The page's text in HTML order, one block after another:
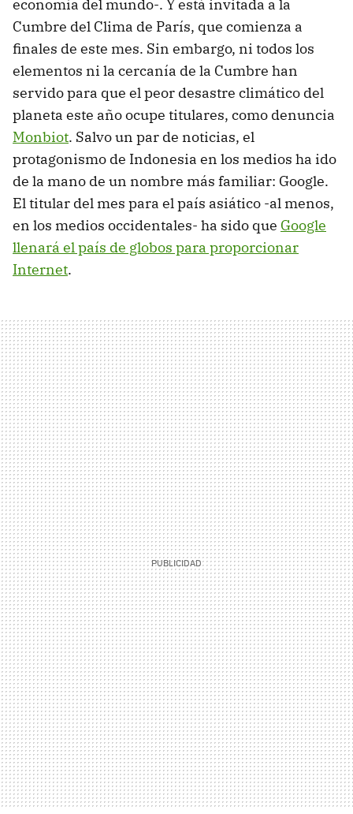
economía del mundo-. Y está invitada a la
Cumbre del Clima de París, que comienza a
finales de este mes. Sin embargo, ni todos los
elementos ni la cercanía de la Cumbre han
servido para que el peor desastre climático del
planeta este año ocupe titulares, como denuncia
Monbiot. Salvo un par de noticias, el
protagonismo de Indonesia en los medios ha ido
de la mano de un nombre más familiar: Google.
El titular del mes para el país asiático -al menos,
en los medios occidentales- ha sido que Google
llenará el país de globos para proporcionar
Internet.